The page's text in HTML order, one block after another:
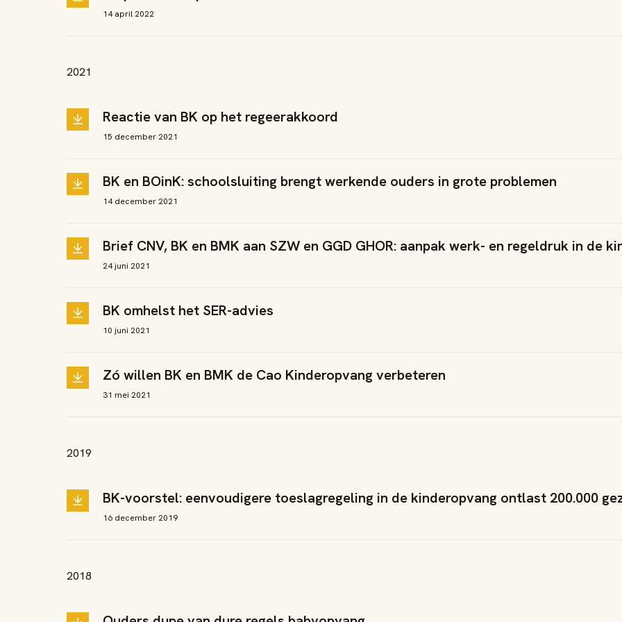
14 april 2022
2021
Reactie van BK op het regeerakkoord
15 december 2021
BK en BOinK: schoolsluiting brengt werkende ouders in grote problemen
14 december 2021
Brief CNV, BK en BMK aan SZW en GGD GHOR: aanpak werk- en regeldruk in de
24 juni 2021
BK omhelst het SER-advies
10 juni 2021
Zó willen BK en BMK de Cao Kinderopvang verbeteren
31 mei 2021
2019
BK-voorstel: eenvoudigere toeslagregeling in de kinderopvang ontlast 200.000
16 december 2019
2018